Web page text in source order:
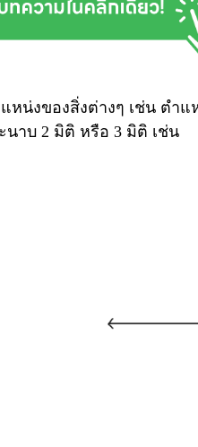
หน่งของสิ่งต่างๆ เช่น ตำ
นาบ 2 มิติ หรือ 3 มิติ เช่น